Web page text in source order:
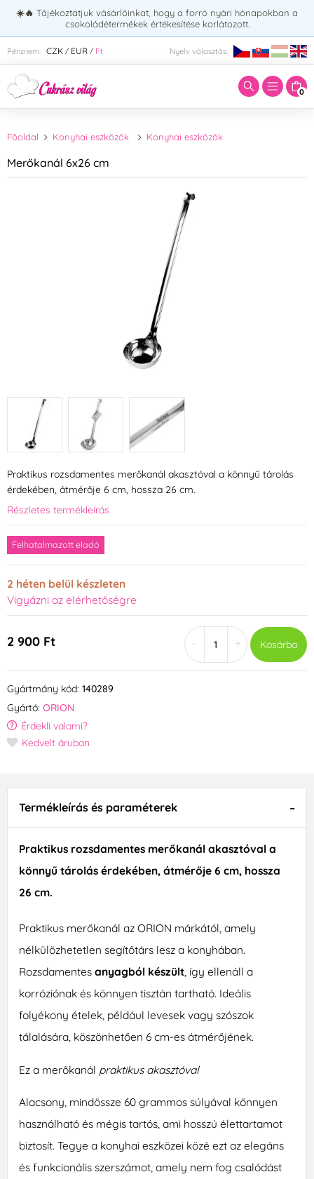
☀️🔥 Tájékoztatjuk vásárlóinkat, hogy a forró nyári hónapokban a
csokoládétermékek értékesítése korlátozott.
Pénznem: CZK / EUR / Ft Nyelv választás:
0
Adja meg a keresett kifejezést:
Főoldal Konyhai eszközök Konyhai eszközök
Merőkanál 6x26 cm
Praktikus rozsdamentes merőkanál akasztóval a könnyű tárolás
érdekében, átmérője 6 cm, hossza 26 cm.
Részletes termékleírás
Felhatalmazott eladó
2 héten belül készleten
Vigyázni az elérhetőségre
2 900 Ft + Kosárba
Gyártmány kód: 140289
Gyártó: ORION
Érdekli valami?
Kedvelt áruban
Termékleírás és paraméterek
Praktikus rozsdamentes merőkanál akasztóval a
könnyű tárolás érdekében, átmérője 6 cm, hossza
26 cm.
Praktikus merőkanál az ORION márkától, amely
nélkülözhetetlen segítőtárs lesz a konyhában.
Rozsdamentes anyagból készült, így ellenáll a
korróziónak és könnyen tisztán tartható. Ideális
folyékony ételek, például levesek vagy szószok
tálalására, köszönhetően 6 cm-es átmérőjének.
Ez a merőkanál praktikus akasztóval
Alacsony, mindössze 60 grammos súlyával könnyen
használható és mégis tartós, ami hosszú élettartamot
biztosít. Tegye a konyhai eszközei közé ezt az elegáns
és funkcionális szerszámot, amely nem fog csalódást